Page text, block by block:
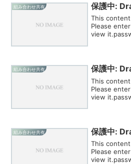
組み合わせ共有 保護中:
This
Please
view
組み合わせ共有 保護中:
This
Please
view
組み合わせ共有 保護中:
This
Please
view